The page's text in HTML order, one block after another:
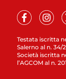
Testata iscritta
Salerno al n. 34/
Società iscritta
l’AGCOM al n.